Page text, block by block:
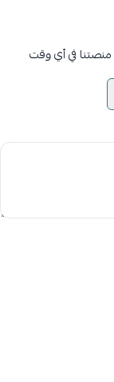
منصتنا في أي وقت